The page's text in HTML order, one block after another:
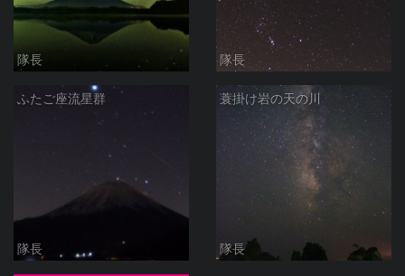
隊長 隊長
ふたご座流星群
隊長
蓑掛け岩の天の川
隊長